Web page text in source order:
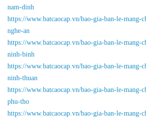
nam-dinh
https://www.batcaocap.vn/bao-gia-ban-le-mang-
nghe-an
https://www.batcaocap.vn/bao-gia-ban-le-mang-
ninh-binh
https://www.batcaocap.vn/bao-gia-ban-le-mang-
ninh-thuan
https://www.batcaocap.vn/bao-gia-ban-le-mang-
phu-tho
https://www.batcaocap.vn/bao-gia-ban-le-mang-